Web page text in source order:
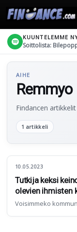
KUUNTELEMME
Soittolista:
AIHE
Remmyo
Findancen
1 artikkeli
10.05.2023
Tutkija keksi
olevien ihmisten
Voisimmeko